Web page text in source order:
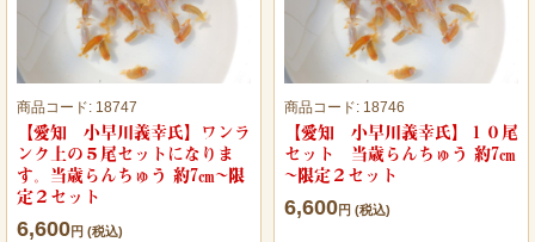
商品コード: 18747
【愛知 小早川義幸氏】ワンラ
ンク上の５尾セットになりま
す。当歳らんちゅう 約7㎝~限
定２セット
6,600円 (税込)
商品コード: 18746
【愛知 小早川義幸氏】１０尾
セット 当歳らんちゅう 約7㎝
~限定２セット
6,600円 (税込)